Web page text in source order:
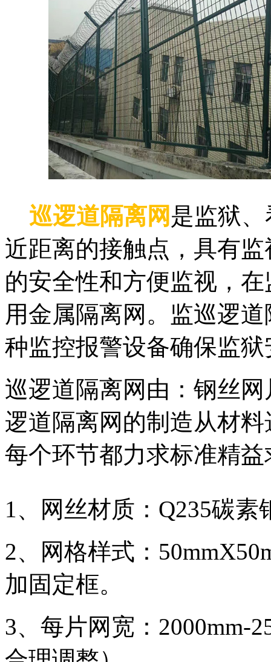
巡逻道隔离网 是监狱
近距离的接触点，具有
的安全性和方便监视，
用金属隔离网。监巡逻
种监控报警设备确保监
巡逻道隔离网由：钢丝
逻道隔离网的制造从材
每个环节都力求标准精益
1、网丝材质：Q235碳素
2、网格样式：
加固定框。
3、每片网宽：2000mm-